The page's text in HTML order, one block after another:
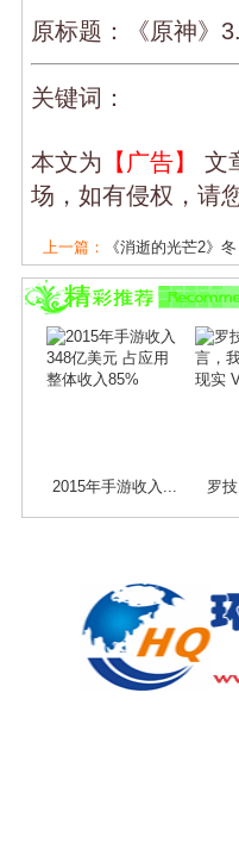
原标题：《原神》
关键词：
本文为 【广告】
文
场，如有侵权，请
上一篇：
《消逝的光芒2》
下一篇：《光遇》12月28日
2015年手游收入... 罗技